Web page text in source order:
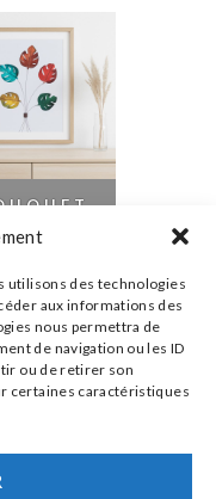
utilisons des technologies
aux informations des
nous permettra de
de navigation ou les ID
ou de retirer son
certaines caractéristiques